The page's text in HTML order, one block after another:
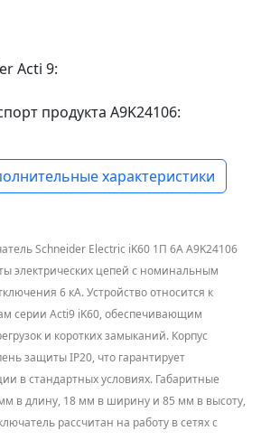
Acti 9:
продукта A9K24106:
характеристики
Schneider Electric iK60 1П 6А A9K24106
электрических цепей с номинальным
6 кА. Устройство относится к
серии Acti9 iK60, обеспечивающим
и коротких замыканий. Корпус
защиты IP20, что гарантирует
в стандартных условиях. Габаритные
в длину, 18 мм в ширину и 85 мм в высоту,
рассчитан на работу в сетях с